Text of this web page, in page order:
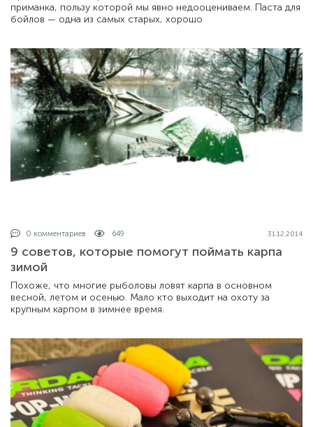
приманка, пользу которой мы явно недооцениваем. Паста для
бойлов — одна из самых старых, хорошо
0 комментариев 649 31.12.2014
9 советов, которые помогут поймать карпа
зимой
Похоже, что многие рыболовы ловят карпа в основном
весной, летом и осенью. Мало кто выходит на охоту за
крупным карпом в зимнее время.